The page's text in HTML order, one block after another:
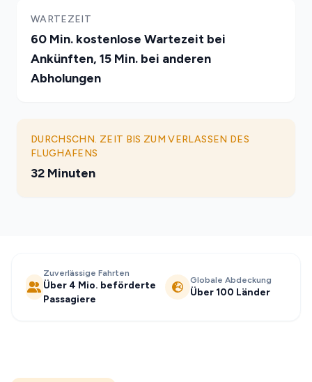
WARTEZEIT
60 Min. kostenlose Wartezeit bei
Ankünften, 15 Min. bei anderen
Abholungen
DURCHSCHN. ZEIT BIS ZUM VERLASSEN DES
FLUGHAFENS
32 Minuten
Zuverlässige Fahrten
Über 4 Mio. beförderte
Passagiere
Globale Abdeckung
Über 100 Länder